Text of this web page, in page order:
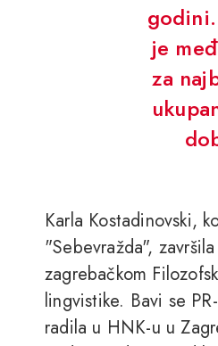
je
za
Karla Kostadinovski,
"Sebevražda",
zagrebačkom
lingvistike. Bavi se
radila u HNK-u u